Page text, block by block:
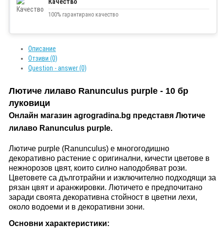
100% гарантирано качество
Описание
Отзиви (0)
Question - answer (0)
Лютиче лилаво Ranunculus purple - 10 бр
луковици
Онлайн магазин agrogradina.bg представя Лютиче
лилаво Ranunculus purple.
Лютиче purple (Ranunculus) е многогодишно
декоративно растение с оригинални, кичести цветове в
нежнорозов цвят, които силно наподобяват рози.
Цветовете са дълготрайни и изключително подходящи за
рязан цвят и аранжировки. Лютичето е предпочитано
заради своята декоративна стойност в цветни лехи,
около водоеми и в декоративни зони.
Основни характеристики: